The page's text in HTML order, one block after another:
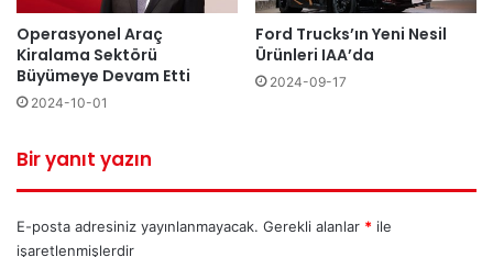
Operasyonel Araç
Kiralama Sektörü
Büyümeye Devam Etti
2024-10-01
Ford Trucks’ın Yeni Nesil
Ürünleri IAA’da
2024-09-17
Bir yanıt yazın
E-posta adresiniz yayınlanmayacak. Gerekli alanlar * ile
işaretlenmişlerdir